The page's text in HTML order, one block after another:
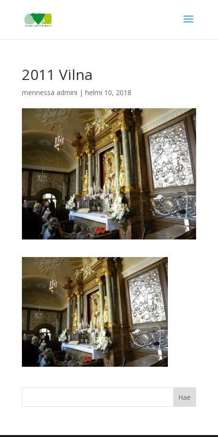
2011 Vilna
mennessä admini | helmi 10, 2018